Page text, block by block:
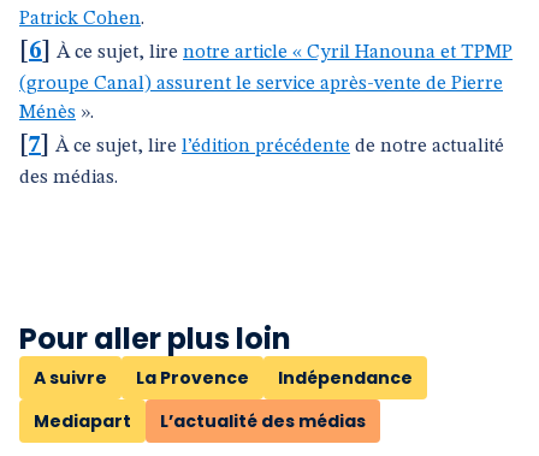
Patrick Cohen.
6 À ce sujet, lire notre article « Cyril Hanouna et TPMP
(groupe Canal) assurent le service après-vente de Pierre
Ménès ».
7 À ce sujet, lire l’édition précédente de notre actualité
des médias.
Pour aller plus loin
A suivre La Provence
Indépendance
Mediapart
L’actualité des médias